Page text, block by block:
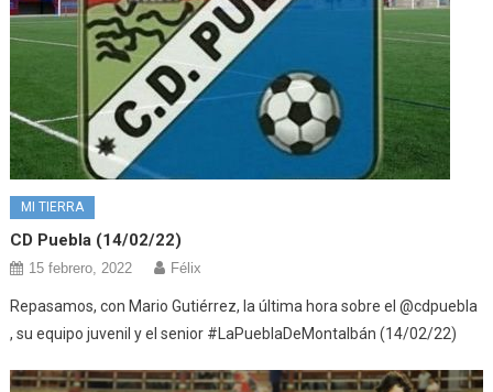
MI TIERRA
CD Puebla (14/02/22)
15 febrero, 2022 Félix
Repasamos, con Mario Gutiérrez, la última hora sobre el @cdpuebla
, su equipo juvenil y el senior #LaPueblaDeMontalbán (14/02/22)